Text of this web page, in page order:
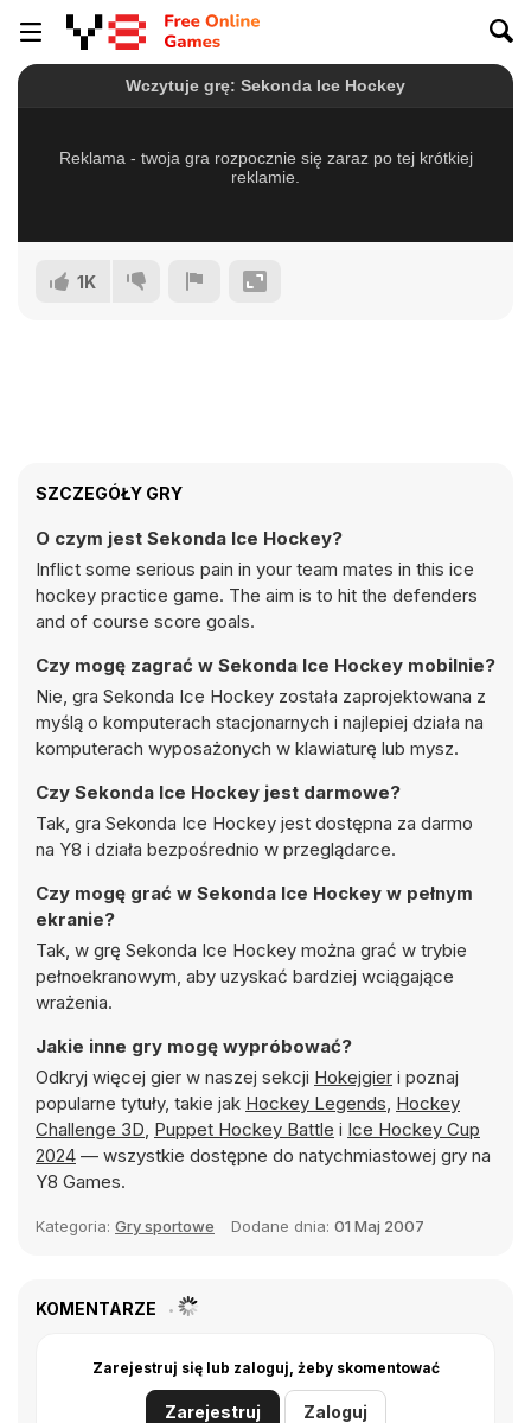
1K
SZCZEGÓŁY GRY
O czym jest Sekonda Ice Hockey?
Inflict some serious pain in your team mates in this ice
hockey practice game. The aim is to hit the defenders
and of course score goals.
Czy mogę zagrać w Sekonda Ice Hockey mobilnie?
Nie, gra Sekonda Ice Hockey została zaprojektowana z
myślą o komputerach stacjonarnych i najlepiej działa na
komputerach wyposażonych w klawiaturę lub mysz.
Czy Sekonda Ice Hockey jest darmowe?
Tak, gra Sekonda Ice Hockey jest dostępna za darmo
na Y8 i działa bezpośrednio w przeglądarce.
Czy mogę grać w Sekonda Ice Hockey w pełnym
ekranie?
Tak, w grę Sekonda Ice Hockey można grać w trybie
pełnoekranowym, aby uzyskać bardziej wciągające
wrażenia.
Jakie inne gry mogę wypróbować?
Odkryj więcej gier w naszej sekcji Hokejgier i poznaj
popularne tytuły, takie jak Hockey Legends, Hockey
Challenge 3D, Puppet Hockey Battle i Ice Hockey Cup
2024 — wszystkie dostępne do natychmiastowej gry na
Y8 Games.
Kategoria: Gry sportowe Dodane dnia: 01 Maj 2007
KOMENTARZE
Zarejestruj się lub zaloguj, żeby skomentować
Zarejestruj Zaloguj